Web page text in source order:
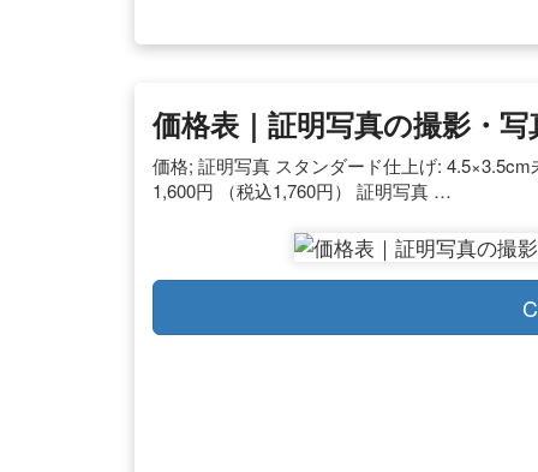
価格表｜証明写真の撮影・
価格; 証明写真 スタンダード仕上げ:
1,600円 （税込1,760円） 証明写真 …